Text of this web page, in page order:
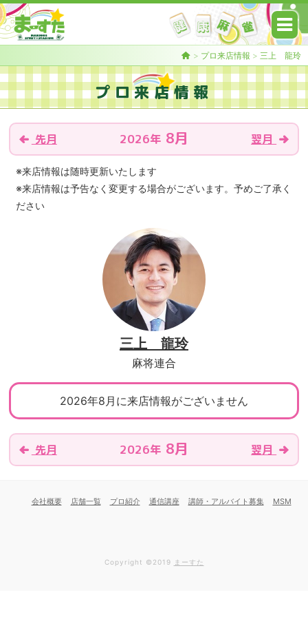
> プロ来店情報 > 三上 龍玲
プロ来店情報
先月 2026年 8月 翌月
※来店情報は随時更新いたします
※来店情報は予告なく変更する場合がございます。予めご了承く
ださい
三上 龍玲
麻将連合
2026年8月に来店情報がございません
先月 2026年 8月 翌月
会社概要 店舗一覧 プロ紹介 通信講座 講師・アルバイト募集 MSM
Copyright ©2019 まーすた